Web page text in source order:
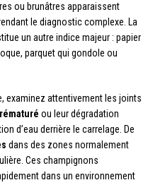
ou brunâtres apparaissent
le diagnostic complexe. La
un autre indice majeur : papier
parquet qui gondole ou
examinez attentivement les joints
ou leur dégradation
d’eau derrière le carrelage. De
dans des zones normalement
Ces champignons
dans un environnement